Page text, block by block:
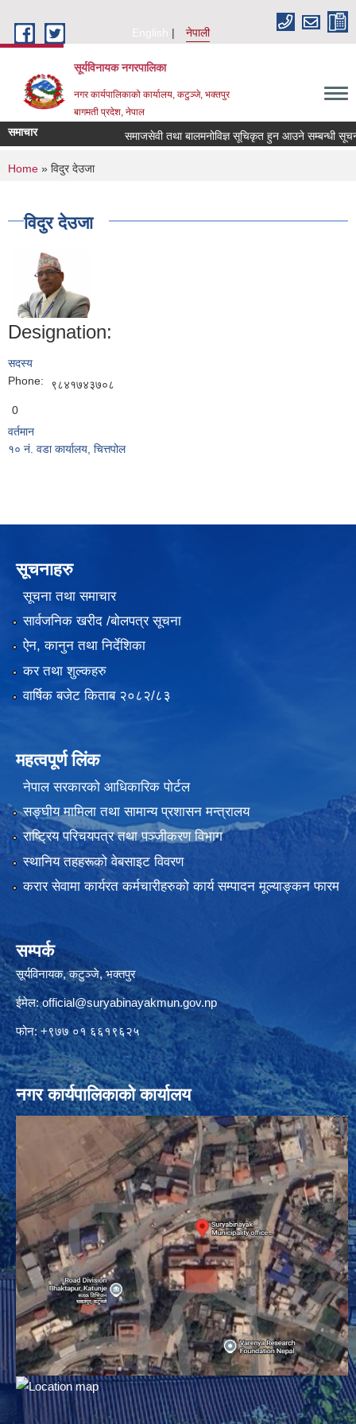
English
नेपाली
सूर्यविनायक नगरपालिका
नगर कार्यपालिकाको कार्यालय, कटुञ्जे, भक्तपुर
बागमती प्रदेश, नेपाल
समाचार समाजसेवी तथा बालमनोविज्ञ सूचिकृत हुन आउने सम्बन्धी सूचना
You are here
Home » विदुर देउजा
विदुर देउजा
Designation:
सदस्य
Phone:
९८४१७४३७०८
0
वर्तमान
१० नं. वडा कार्यालय, चित्तपोल
सूचनाहरु
सूचना तथा समाचार
सार्वजनिक खरीद /बोलपत्र सूचना
ऐन, कानुन तथा निर्देशिका
कर तथा शुल्कहरु
वार्षिक बजेट किताब २०८२/८३
महत्वपूर्ण लिंक
नेपाल सरकारको आधिकारिक पोर्टल
सङ्‍घीय मामिला तथा सामान्य प्रशासन मन्त्रालय
राष्ट्रिय परिचयपत्र तथा पञ्जीकरण विभाग
स्थानिय तहहरूको वेबसाइट विवरण
करार सेवामा कार्यरत कर्मचारीहरुको कार्य सम्पादन मूल्याङ्कन फारम
सम्पर्क
सूर्यविनायक, कटुञ्जे, भक्तपुर
ईमेल:official@suryabinayakmun.gov.np
फोन: +९७७ ०१ ६६१९६२५
नगर कार्यपालिकाको कार्यालय